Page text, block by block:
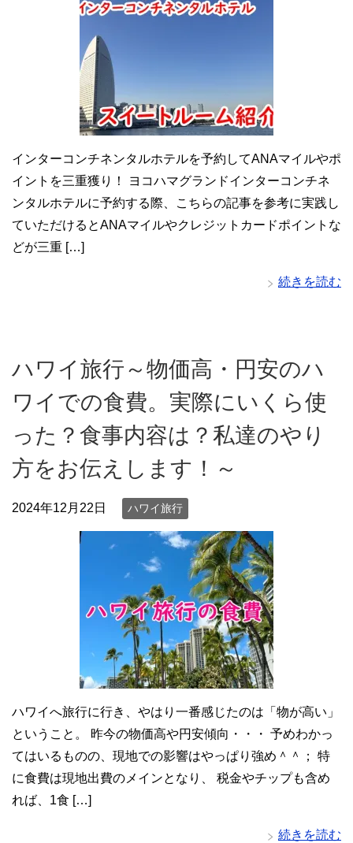
インターコンチネンタルホテルを予約してANAマイルやポ
イントを三重獲り！ ヨコハマグランドインターコンチネ
ンタルホテルに予約する際、こちらの記事を参考に実践し
ていただけるとANAマイルやクレジットカードポイントな
どが三重 […]
続きを読む
ハワイ旅行～物価高・円安のハ
ワイでの食費。実際にいくら使
った？食事内容は？私達のやり
方をお伝えします！～
2024年12月22日 ハワイ旅行
ハワイへ旅行に行き、やはり一番感じたのは「物が高い」
ということ。 昨今の物価高や円安傾向・・・ 予めわかっ
てはいるものの、現地での影響はやっぱり強め＾＾； 特
に食費は現地出費のメインとなり、 税金やチップも含め
れば、1食 […]
続きを読む